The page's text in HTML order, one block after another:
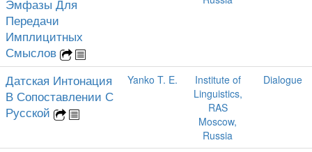
Эмфазы Для
Передачи
Имплицитных
Смыслов
Датская Интонация
В Сопоставлении С
Русской
Yanko T. E.
Institute of
Linguistics,
RAS
Moscow,
Russia
Dialogue